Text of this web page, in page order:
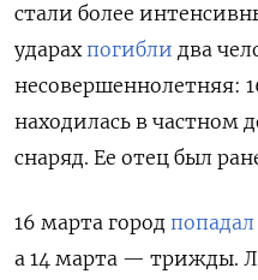
стали более
ударахпогибли два
несовершеннолетняя:
находилась в частном
снаряд. Ее отец был
16 марта город попадал
а 14 марта — трижды.